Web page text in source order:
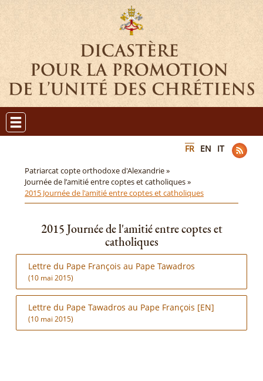
FR EN IT
Patriarcat copte orthodoxe d'Alexandrie »
Journée de l’amitié entre coptes et catholiques »
2015 Journée de l'amitié entre coptes et catholiques
2015 Journée de l'amitié entre coptes et
catholiques
Lettre du Pape François au Pape Tawadros
(10 mai 2015)
Lettre du Pape Tawadros au Pape François [EN]
(10 mai 2015)